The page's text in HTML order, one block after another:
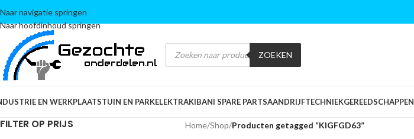
Naar navigatie springen
Naar hoofdinhoud springen
ZOEKEN
EN WERKPLAATSTUIN EN PARKELEKTRAKIBANI SPARE PARTSAANDRIJFTECHNIEKGEREEDSCHAPPEN
FILTER OP PRIJS Home/Shop/Producten getagged “KIGFGD63”